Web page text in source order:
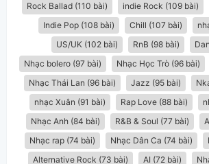
Rock Ballad (110 bài)
indie Rock (109 bài)
Indie Pop (108 bài)
Chill (107 bài)
US/UK (102 bài)
RnB (98 bài)
Nhạc bolero (97 bài)
Nhạc Học Trò (96 bài)
Nhạc Thái Lan (96 bài)
Jazz (95 bài)
nhạc Xuân (91 bài)
Rap Love (88 bài)
Nhạc Anh (84 bài)
R&B & Soul (77 bài)
Nhạc rap (74 bài)
Nhạc Dân Ca (74 bài)
Alternative Rock (73 bài)
AI (72 bài)